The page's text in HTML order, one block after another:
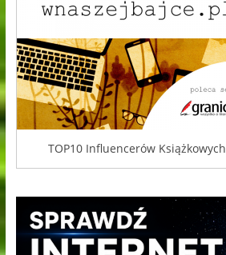
TOP10 Influencerów Książkowych